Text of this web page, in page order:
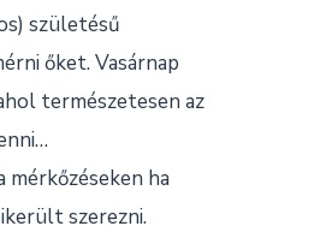
születésű
őket. Vasárnap
természetesen az
ha
szerezni.